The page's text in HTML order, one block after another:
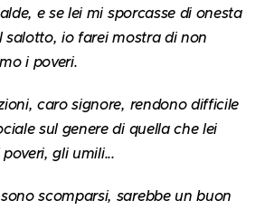
e se lei mi sporcasse di onesta
salotto, io farei mostra di non
i poveri.
caro signore, rendono difficile
sul genere di quella che lei
gli umili...
scomparsi, sarebbe un buon